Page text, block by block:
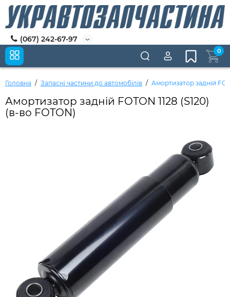
(067) 242-67-97
0
Головна Запасні частини до автомобілів Амортизатор задній
Амортизатор задній FOTON 1128 (S120)
(в-во FOTON)